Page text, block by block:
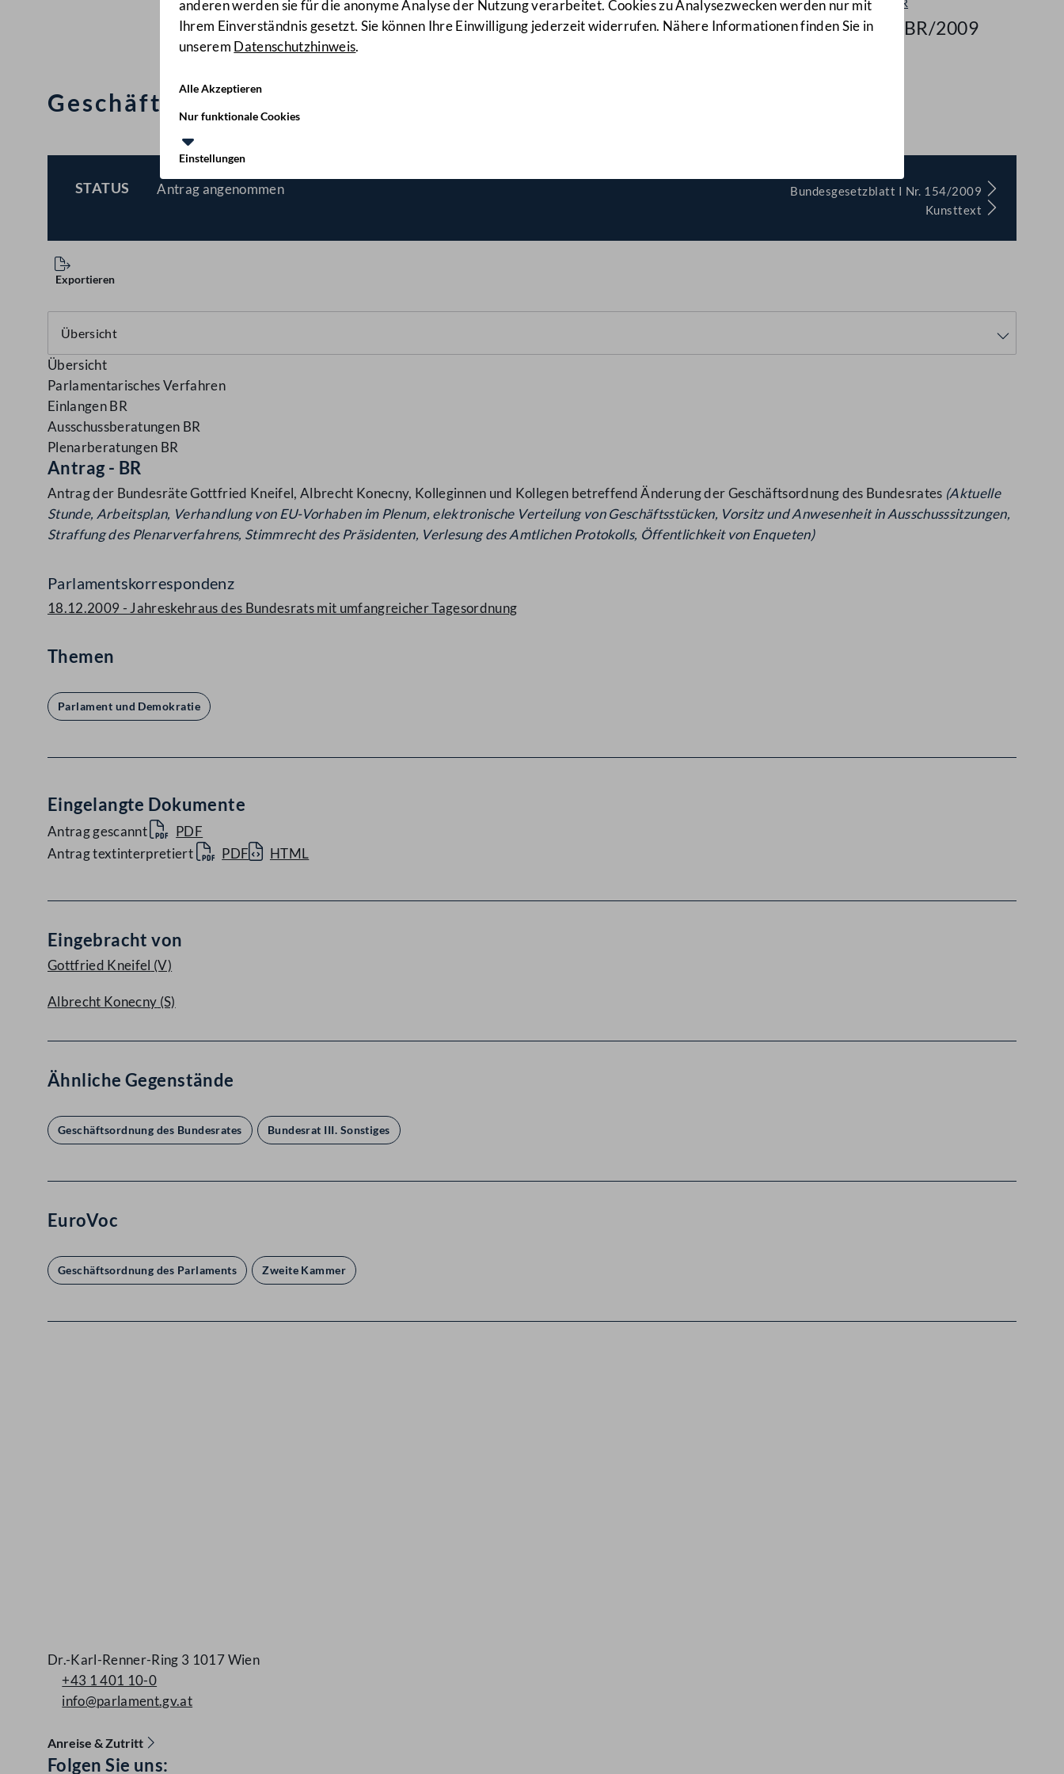
anderen werden sie für die anonyme Analyse der Nutzung verarbeitet. Cookies zu Analysezwecken werden nur mit
Ihrem Einverständnis gesetzt. Sie können Ihre Einwilligung jederzeit widerrufen. Nähere Informationen finden Sie in
unserem Datenschutzhinweis.
Alle Akzeptieren
Nur funktionale Cookies
Einstellungen
Accessibility Menu anzeigen
Antrag - BR
179/A-BR/2009
Geschäftsordnung des Bundesrates, Änderung
STATUS
Antrag angenommen
Bundesgesetzblatt I Nr. 154/2009
Kunsttext
Exportieren
Übersicht
Parlamentarisches Verfahren
Einlangen BR
Ausschussberatungen BR
Plenarberatungen BR
Antrag - BR
Antrag der Bundesräte Gottfried Kneifel, Albrecht Konecny, Kolleginnen und Kollegen betreffend Änderung der Geschäftsordnung des Bundesrates (Aktuelle
Stunde, Arbeitsplan, Verhandlung von EU-Vorhaben im Plenum, elektronische Verteilung von Geschäftsstücken, Vorsitz und Anwesenheit in Ausschusssitzungen,
Straffung des Plenarverfahrens, Stimmrecht des Präsidenten, Verlesung desAmtlichen Protokolls, Öffentlichkeit von Enqueten)
Parlamentskorrespondenz
18.12.2009 - Jahreskehraus des Bundesrats mit umfangreicher Tagesordnung
Themen
Parlament und Demokratie
Eingelangte Dokumente
Antrag gescannt
PDF
Antrag textinterpretiert
PDF HTML
Eingebracht von
Gottfried Kneifel (V)
Albrecht Konecny (S)
Ähnliche Gegenstände
Geschäftsordnung des Bundesrates Bundesrat III. Sonstiges
EuroVoc
Geschäftsordnung des Parlaments Zweite Kammer
Dr.-Karl-Renner-Ring 3 1017 Wien
+43 1 401 10-0
info@parlament.gv.at
Anreise & Zutritt
Folgen Sie uns: